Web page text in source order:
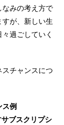
なみの考え方で
が、新しい生
過ごしていく
チャンスにつ
ス例
ブスクリプシ